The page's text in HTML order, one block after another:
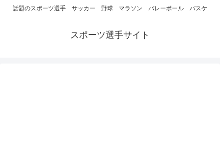
話題のスポーツ選手 サッカー 野球 マラソン バレーボール バスケ
スポーツ選手サイト